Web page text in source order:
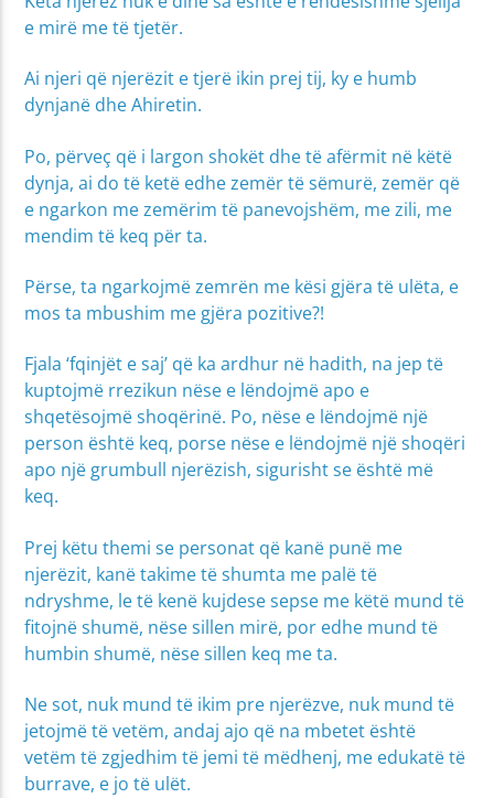
e mirë me të tjetër.
Ai njeri që njerëzit e tjerë ikin prej tij, ky e humb
dynjanë dhe Ahiretin.
Po, përveç që i largon shokët dhe të afërmit në këtë
dynja, ai do të ketë edhe zemër të sëmurë, zemër që
e ngarkon me zemërim të panevojshëm, me zili, me
mendim të keq për ta.
Përse, ta ngarkojmë zemrën me kësi gjëra të ulëta, e
mos ta mbushim me gjëra pozitive?!
Fjala ‘fqinjët e saj’ që ka ardhur në hadith, na jep të
kuptojmë rrezikun nëse e lëndojmë apo e
shqetësojmë shoqërinë. Po, nëse e lëndojmë një
person është keq, porse nëse e lëndojmë një shoqëri
apo një grumbull njerëzish, sigurisht se është më
keq.
Prej këtu themi se personat që kanë punë me
njerëzit, kanë takime të shumta me palë të
ndryshme, le të kenë kujdese sepse me këtë mund të
fitojnë shumë, nëse sillen mirë, por edhe mund të
humbin shumë, nëse sillen keq me ta.
Ne sot, nuk mund të ikim pre njerëzve, nuk mund të
jetojmë të vetëm, andaj ajo që na mbetet është
vetëm të zgjedhim të jemi të mëdhenj, me edukatë të
burrave, e jo të ulët.